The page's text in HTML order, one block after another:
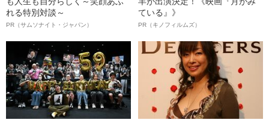
れる特別対談～
PR（サムソナイト・ジャパン）
ている』》
PR（キノフィルムズ）